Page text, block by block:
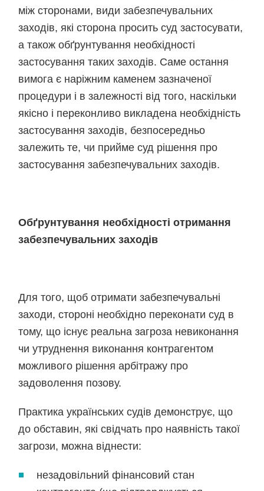
між сторонами, види забезпечувальних
заходів, які сторона просить суд застосувати,
а також обґрунтування необхідності
застосування таких заходів. Саме остання
вимога є наріжним каменем зазначеної
процедури і в залежності від того, наскільки
якісно і переконливо викладена необхідність
застосування заходів, безпосередньо
залежить те, чи прийме суд рішення про
застосування забезпечувальних заходів.
Обґрунтування необхідності отримання
забезпечувальних заходів
Для того, щоб отримати забезпечувальні
заходи, стороні необхідно переконати суд в
тому, що існує реальна загроза невиконання
чи утруднення виконання контрагентом
можливого рішення арбітражу про
задоволення позову.
Практика українських судів демонструє, що
до обставин, які свідчать про наявність такої
загрози, можна віднести:
незадовільний фінансовий стан